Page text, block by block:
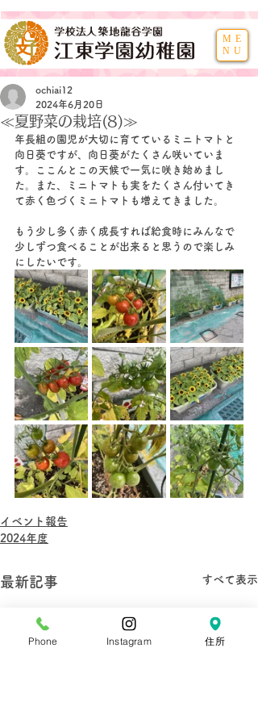
ME
NU
≪夏野菜の栽培(8)≫
ochiai12
2024年6月20日
年長組の園児が大切に育てているミニトマトと
向日葵ですが、向日葵がたくさん咲いていま
す。ここんとこの天候で一気に咲き始めまし
た。また、ミニトマトも実をたくさん付いてき
て赤く色づくミニトマトも増えてきました。
もう少し多く赤く成長すれば給食時にみんなで
少しずつ食べることが出来ると思うので楽しみ
にしたいです。
イベント報告
2024年度
最新記事 すべて表示
Phone Instagram 住所